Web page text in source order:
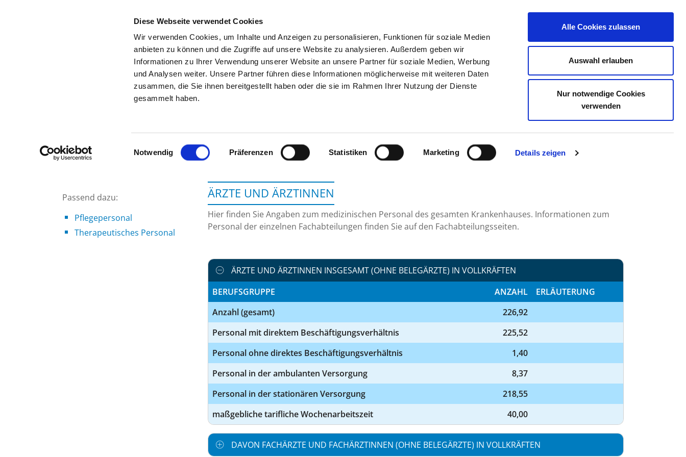
Diese Webseite verwendet Cookies
Wir verwenden Cookies, um Inhalte und Anzeigen zu personalisieren, Funktionen für soziale Medien
anbieten zu können und die Zugriffe auf unsere Website zu analysieren. Außerdem geben wir
Informationen zu Ihrer Verwendung unserer Website an unsere Partner für soziale Medien, Werbung
und Analysen weiter. Unsere Partner führen diese Informationen möglicherweise mit weiteren Daten
zusammen, die Sie ihnen bereitgestellt haben oder die sie im Rahmen Ihrer Nutzung der Dienste
gesammelt haben.
Einwilligungsauswahl
Notwendig Präferenzen Statistiken Marketing Details zeigen
Alle Cookies zulassen
Auswahl erlauben
Nur notwendige Cookies
verwenden
SUCHEN TIPPS & HILFE DAS DKV STELLENBÖRSE KONTAKT IHRE MEINUNG
Zur Krankenhaus-Startseite
Passend dazu:
Pflegepersonal
Therapeutisches Personal
ÄRZTE UND ÄRZTINNEN
Hier finden Sie Angaben zum medizinischen Personal des gesamten Krankenhauses. Informationen zum
Personal der einzelnen Fachabteilungen finden Sie auf den Fachabteilungsseiten.
ÄRZTE UND ÄRZTINNEN INSGESAMT (OHNE BELEGÄRZTE) IN VOLLKRÄFTEN
BERUFSGRUPPE
ANZAHL
ERLÄUTERUNG
Anzahl (gesamt)
226,92
Personal mit direktem Beschäftigungsverhältnis
225,52
Personal ohne direktes Beschäftigungsverhältnis
1,40
Personal in der ambulanten Versorgung
8,37
Personal in der stationären Versorgung
218,55
maßgebliche tarifliche Wochenarbeitszeit
40,00
DAVON FACHÄRZTE UND FACHÄRZTINNEN (OHNE BELEGÄRZTE) IN VOLLKRÄFTEN